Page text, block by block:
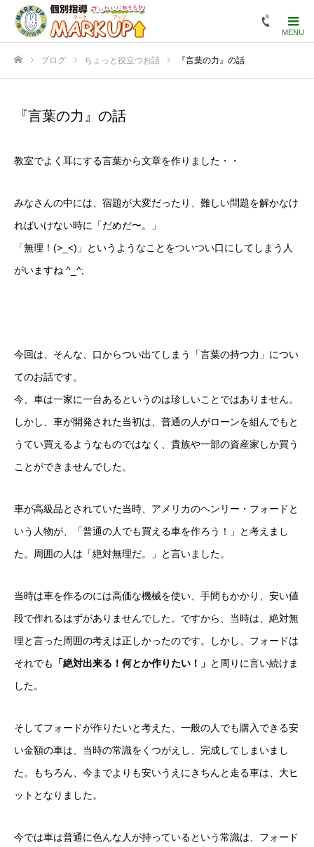
ブログ ちょっと役立つお話 『言葉の力』の話
『言葉の力』の話
教室でよく耳にする言葉から文章を作りました・・
みなさんの中には、宿題が大変だったり、難しい問題を解かなけ
ればいけない時に「だめだ〜。」
「無理！(>_<)」というようなことをついつい口にしてしまう人
がいますね ^_^;
今回は、そんな、口からつい出てしまう「言葉の持つ力」につい
てのお話です。
今、車は一家に一台あるというのは珍しいことではありません。
しかし、車が開発された当初は、普通の人がローンを組んでもと
うてい買えるようなものではなく、貴族や一部の資産家しか買う
ことができませんでした。
車が高級品とされていた当時、アメリカのヘンリー・フォードと
いう人物が、「普通の人でも買える車を作ろう！」と考えまし
た。周囲の人は「絶対無理だ。」と言いました。
当時は車を作るのには高価な機械を使い、手間もかかり、安い値
段で作れるはずがありませんでした。ですから、当時は、絶対無
理と言った周囲の考えは正しかったのです。しかし、フォードは
それでも
「絶対出来る！何とか作りたい！」 と周りに言い続けま
した。
そしてフォードが作りたいと考えた、一般の人でも購入できる安
い金額の車は、当時の常識をくつがえし、完成してしまいまし
た。もちろん、今までよりも安いうえにきちんと走る車は、大ヒ
ットとなりました。
今では車は普通に色んな人が持っているという常識は、フォード